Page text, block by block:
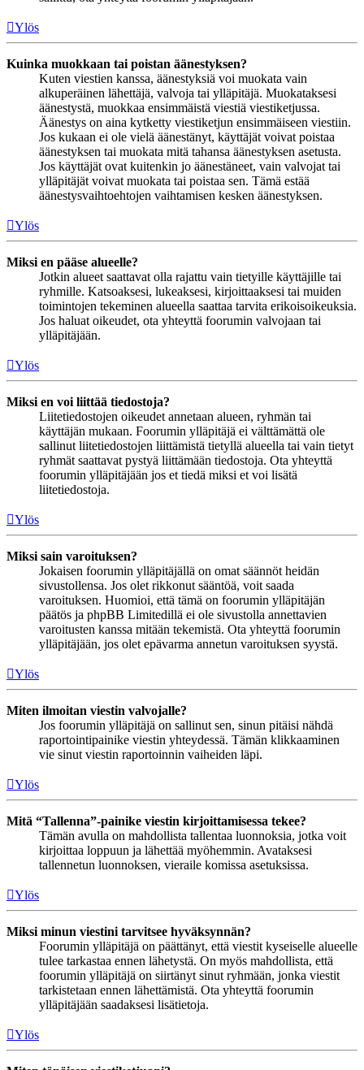
Ylös
Kuinka muokkaan tai poistan äänestyksen?
Kuten viestien kanssa, äänestyksiä voi muokata vain
alkuperäinen lähettäjä, valvoja tai ylläpitäjä. Muokataksesi
äänestystä, muokkaa ensimmäistä viestiä viestiketjussa.
Äänestys on aina kytketty viestiketjun ensimmäiseen viestiin.
Jos kukaan ei ole vielä äänestänyt, käyttäjät voivat poistaa
äänestyksen tai muokata mitä tahansa äänestyksen asetusta.
Jos käyttäjät ovat kuitenkin jo äänestäneet, vain valvojat tai
ylläpitäjät voivat muokata tai poistaa sen. Tämä estää
äänestysvaihtoehtojen vaihtamisen kesken äänestyksen.
Ylös
Miksi en pääse alueelle?
Jotkin alueet saattavat olla rajattu vain tietyille käyttäjille tai
ryhmille. Katsoaksesi, lukeaksesi, kirjoittaaksesi tai muiden
toimintojen tekeminen alueella saattaa tarvita erikoisoikeuksia.
Jos haluat oikeudet, ota yhteyttä foorumin valvojaan tai
ylläpitäjään.
Ylös
Miksi en voi liittää tiedostoja?
Liitetiedostojen oikeudet annetaan alueen, ryhmän tai
käyttäjän mukaan. Foorumin ylläpitäjä ei välttämättä ole
sallinut liitetiedostojen liittämistä tietyllä alueella tai vain tietyt
ryhmät saattavat pystyä liittämään tiedostoja. Ota yhteyttä
foorumin ylläpitäjään jos et tiedä miksi et voi lisätä
liitetiedostoja.
Ylös
Miksi sain varoituksen?
Jokaisen foorumin ylläpitäjällä on omat säännöt heidän
sivustollensa. Jos olet rikkonut sääntöä, voit saada
varoituksen. Huomioi, että tämä on foorumin ylläpitäjän
päätös ja phpBB Limitedillä ei ole sivustolla annettavien
varoitusten kanssa mitään tekemistä. Ota yhteyttä foorumin
ylläpitäjään, jos olet epävarma annetun varoituksen syystä.
Ylös
Miten ilmoitan viestin valvojalle?
Jos foorumin ylläpitäjä on sallinut sen, sinun pitäisi nähdä
raportointipainike viestin yhteydessä. Tämän klikkaaminen
vie sinut viestin raportoinnin vaiheiden läpi.
Ylös
Mitä “Tallenna”-painike viestin kirjoittamisessa tekee?
Tämän avulla on mahdollista tallentaa luonnoksia, jotka voit
kirjoittaa loppuun ja lähettää myöhemmin. Avataksesi
tallennetun luonnoksen, vieraile komissa asetuksissa.
Ylös
Miksi minun viestini tarvitsee hyväksynnän?
Foorumin ylläpitäjä on päättänyt, että viestit kyseiselle alueelle
tulee tarkastaa ennen lähetystä. On myös mahdollista, että
foorumin ylläpitäjä on siirtänyt sinut ryhmään, jonka viestit
tarkistetaan ennen lähettämistä. Ota yhteyttä foorumin
ylläpitäjään saadaksesi lisätietoja.
Ylös